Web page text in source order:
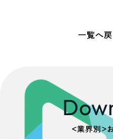
一覧へ戻
＜業界別＞